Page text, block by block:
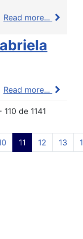
Read more...
Read more...
de 1141
11 12 13